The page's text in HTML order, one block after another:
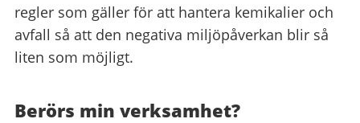
regler som gäller för att hantera kemikalier och
avfall så att den negativa miljöpåverkan blir så
liten som möjligt.
Berörs min verksamhet?